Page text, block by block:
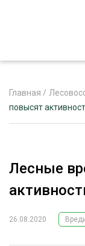
ЛЕСНОЕ
Главная /
повысят
Лесные
26.08.2020